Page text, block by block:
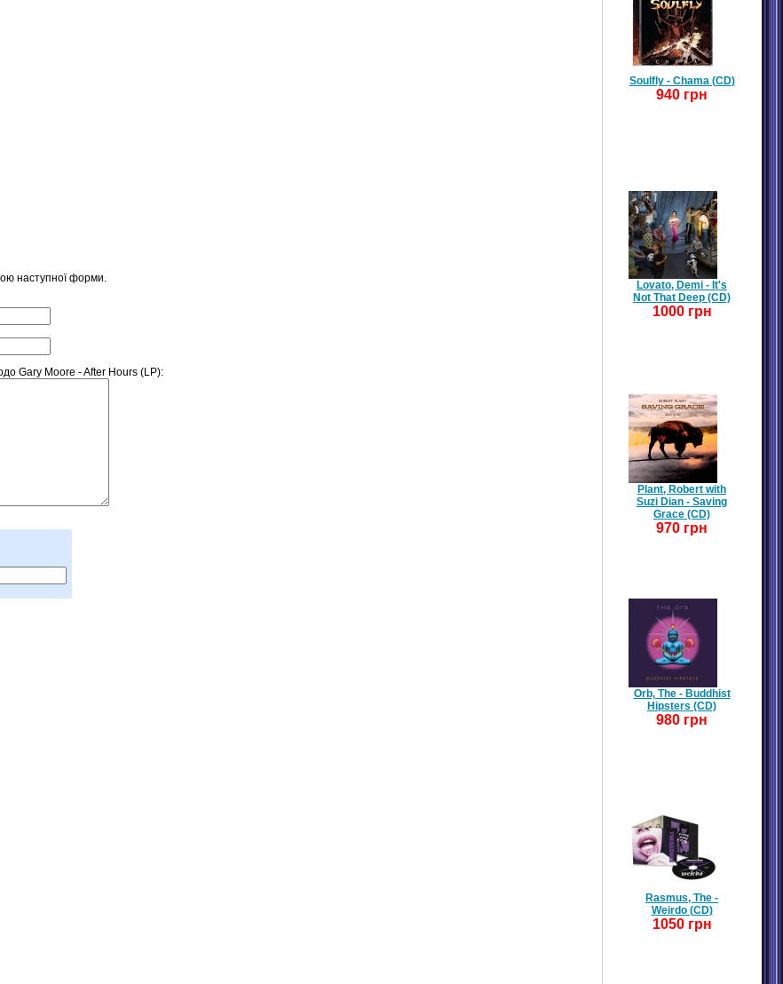
наступної форми.
Gary Moore - After Hours (LP):
Soulfly - Chama (CD)
940 грн
Lovato, Demi - It's
Not That Deep (CD)
1000 грн
Plant, Robert with
Suzi Dian - Saving
Grace (CD)
970 грн
Orb, The - Buddhist
Hipsters (CD)
980 грн
Rasmus, The -
Weirdo (CD)
1050 грн